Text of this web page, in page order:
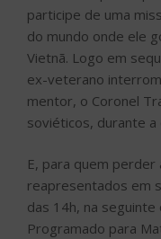
participe de uma
do mundo onde ele
Vietnã. Logo em
ex-veterano
mentor, o Coronel
soviéticos, durante a
E, para quem
reapresentados em
das 14h, na
Programado para